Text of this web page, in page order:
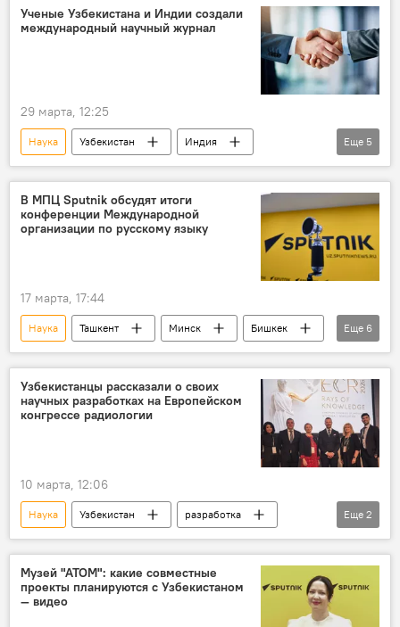
фотолента
музей
культурное наследие
Ученые Узбекистана и Индии создали
международный научный журнал
29 марта, 12:25
Наука Узбекистан
Индия
ученые
сотрудничество
журнал
Общество
Дели
Еще 5
В МПЦ Sputnik обсудят итоги
конференции Международной
организации по русскому языку
17 марта, 17:44
Наука Ташкент Минск
Бишкек
Москва
Пресс-центр
видеомост
русский язык
Образование
Конференция
Еще 6
Узбекистанцы рассказали о своих
научных разработках на Европейском
конгрессе радиологии
10 марта, 12:06
Наука Узбекистан
разработка
Европа
конгресс
Еще 2
Музей "АТОМ": какие совместные
проекты планируются с Узбекистаном
— видео